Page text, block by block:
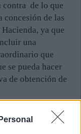
contra de lo que
concesión de las
ya que
una
que
se pueda hacer
de obtención de
Manuel Colmenero
una deuda de
de